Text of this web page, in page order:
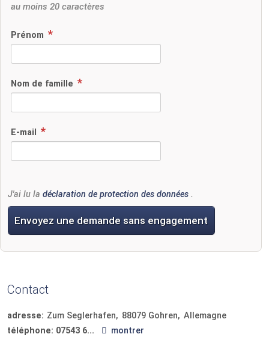
au moins 20 caractères
Prénom
Nom de famille
E-mail
J'ai lu la déclaration de protection des données .
Envoyez une demande sans engagement
Contact
adresse: Zum Seglerhafen 88079 Gohren
Allemagne
téléphone: 07543 6...
montrer